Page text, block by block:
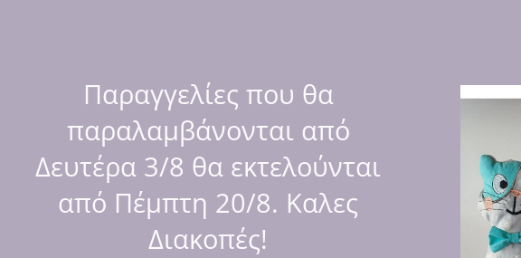
μια κουνελίτσα σε ροζ ύφασμα.
για να μη φαίνονται οι κλωστές.
με 6 κουφετάκια σοκολάτας.
Παραγγελίες που θα
παραλαμβάνονται από
Δευτέρα 3/8 θα εκτελούνται
από Πέμπτη 20/8. Καλες
Διακοπές!